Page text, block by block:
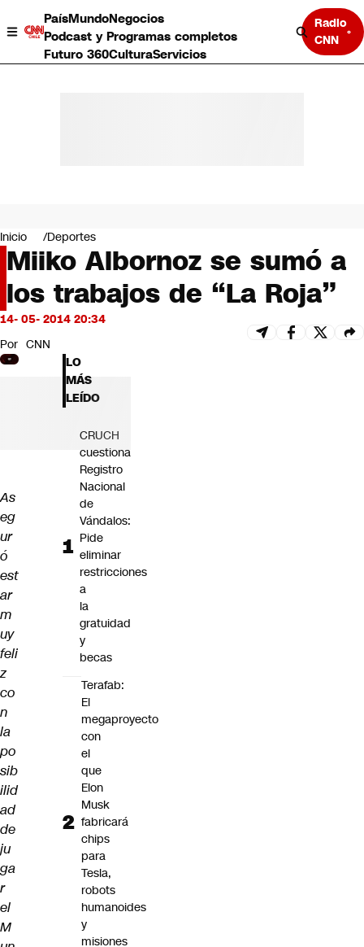
PaísMundoNegocios
Podcast y Programas completos
Futuro 360CulturaServicios
Radio
CNN
Negocios
Deportes
Programas completos
Cultura
Servicios
Bits
CNN Data
CNN tiempo
Futuro 360
Inicio Deportes
Miiko Albornoz se sumó a
los trabajos de “La Roja”
14- 05- 2014 20:34
Por CNN
As
eg
ur
ó
est
ar
m
uy
feli
z
co
n
la
po
sib
ilid
ad
de
ju
ga
r
el
M
LO
MÁS
LEÍDO
CRUCH
cuestiona
Registro
Nacional
de
Vándalos:
Pide
eliminar
restricciones
a
la
gratuidad
y
becas
Terafab:
El
megaproyecto
con
el
que
Elon
Musk
fabricará
chips
para
Tesla,
robots
humanoides
y
misiones